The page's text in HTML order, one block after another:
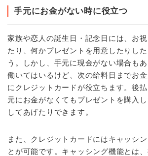
手元にお金がない時に役立つ
家族や恋人の誕生日・記念日には、お
たり、何かプレゼントを用意したりし
う。しかし、手元に現金がない場合もあ
働いてはいるけど、次の給料日までお
にクレジットカードが役立ちます。後
元にお金がなくてもプレゼントを購入
してあげたりできます。
また、クレジットカードにはキャッシ
とが可能です。キャッシング機能とは